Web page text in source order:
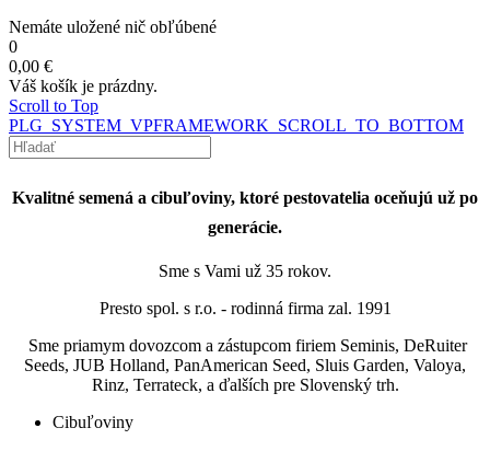
Nemáte uložené nič obľúbené
0
0,00 €
Váš košík je prázdny.
Scroll to Top
PLG_SYSTEM_VPFRAMEWORK_SCROLL_TO_BOTTOM
Kvalitné semená a cibuľoviny, ktoré pestovatelia oceňujú už po
generácie.
Sme s Vami už 35 rokov.
Presto spol. s r.o. - rodinná firma zal. 1991
Sme priamym dovozcom a zástupcom firiem Seminis, DeRuiter
Seeds, JUB Holland, PanAmerican Seed, Sluis Garden, Valoya,
Rinz, Terrateck, a ďalších pre Slovenský trh.
Cibuľoviny